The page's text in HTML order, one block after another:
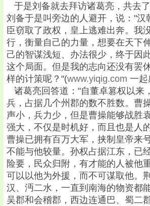
于是刘备就去拜访诸葛亮，共去了
刘备于是叫旁边的人避开，说："汉
臣窃取了政权，皇上逃难出奔。我
行，衡量自己的力量，想要在天下
己的智谋浅短、办法很少，终于因
这个局面。但是我的志向还没有罢
样的计策呢？"(www.yiqig.com 一起
诸葛亮回答道："自董卓篡权以来
兵，占据几个州郡的数不胜数。曹
声小，兵力少，但是曹操能够战胜
强大，不仅是时机好，而且也是人
曹操已拥有百万大军，挟制皇帝来
不能与他较量。孙权占据江东，已
险要，民众归附，有才能的人被他
可以以他为外援，而不可谋取他。
汉、沔二水，一直到南海的物资都
吴郡和会稽郡，西边连通巴、蜀二